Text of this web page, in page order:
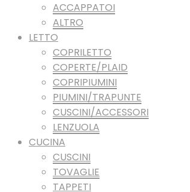
ACCAPPATOI
ALTRO
LETTO
COPRILETTO
COPERTE/PLAID
COPRIPIUMINI
PIUMINI/TRAPUNTE
CUSCINI/ACCESSORI
LENZUOLA
CUCINA
CUSCINI
TOVAGLIE
TAPPETI